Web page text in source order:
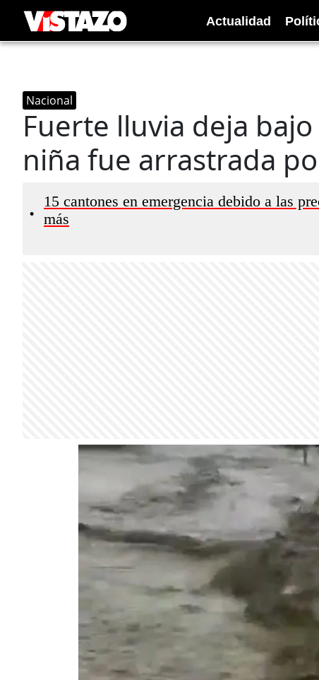
Actualidad
Nacional
Fuerte lluvia deja
niña fue arrastrada
•
15 cantones en emergencia debido a las
más